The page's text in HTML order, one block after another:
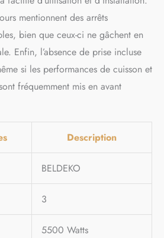
mentionnent des arrêts
bien que ceux-ci ne gâchent en
Enfin, l’absence de prise incluse
si les performances de cuisson et
fréquemment mis en avant
Description
BELDEKO
3
5500 Watts